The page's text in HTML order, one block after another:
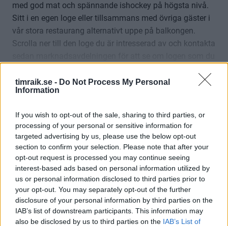
timraik.se - Do Not Process My Personal
Information
If you wish to opt-out of the sale, sharing to third parties, or
processing of your personal or sensitive information for
targeted advertising by us, please use the below opt-out
section to confirm your selection. Please note that after your
opt-out request is processed you may continue seeing
interest-based ads based on personal information utilized by
us or personal information disclosed to third parties prior to
your opt-out. You may separately opt-out of the further
disclosure of your personal information by third parties on the
IAB’s list of downstream participants. This information may
also be disclosed by us to third parties on the IAB’s List of
med god mat och spännande ishockey på högsta nivå.
Sitt i en egen loge eller tillsammans med övriga gäster i
vår stora restaurang alternativt uppe på balkongen.
Scrolla ner till den loge du är intresserad av och kontakta
på Telefon 060-789 10 00 alternativt så ringer/mailar du
direkt till en säljare.
Matchvärdslogen Z-Logen Pelle Hallin-logen Bulla-
MatchvärdslogenZ-